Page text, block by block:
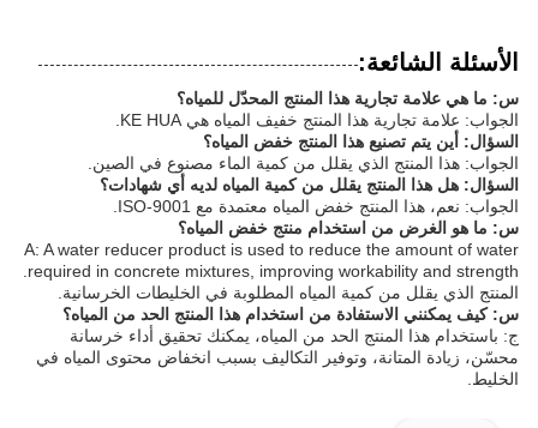
الأسئلة الشائعة:
س: ما هي علامة تجارية هذا المنتج المحدّل للمياه؟
الجواب: علامة تجارية هذا المنتج خفيف المياه هي KE HUA.
السؤال: أين يتم تصنيع هذا المنتج خفض المياه؟
الجواب: هذا المنتج الذي يقلل من كمية الماء مصنوع في الصين.
السؤال: هل هذا المنتج يقلل من كمية المياه لديه أي شهادات؟
الجواب: نعم، هذا المنتج خفض المياه معتمدة مع ISO-9001.
س: ما هو الغرض من استخدام منتج خفض المياه؟
A: A water reducer product is used to reduce the amount of water
المنتج الذي يقلل من كمية المياه المطلوبة في الخليطات الخرسانية.
س: كيف يمكنني الاستفادة من استخدام هذا المنتج الحد من المياه؟
ج: باستخدام هذا المنتج الحد من المياه، يمكنك تحقيق أداء خرسانة
محسّن، زيادة المتانة، وتوفير التكاليف بسبب انخفاض محتوى المياه في
الخليط.